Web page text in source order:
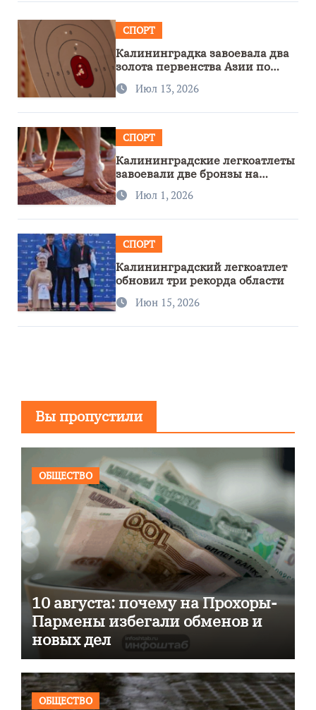
СПОРТ
Калининградка завоевала два
золота первенства Азии по
метанию ножа
Июл 13, 2026
СПОРТ
Калининградские легкоатлеты
завоевали две бронзы на
первенстве России
Июл 1, 2026
СПОРТ
Калининградский легкоатлет
обновил три рекорда области
Июн 15, 2026
Вы пропустили
ОБЩЕСТВО
10 августа: почему на Прохоры-
Пармены избегали обменов и
новых дел
ОБЩЕСТВО